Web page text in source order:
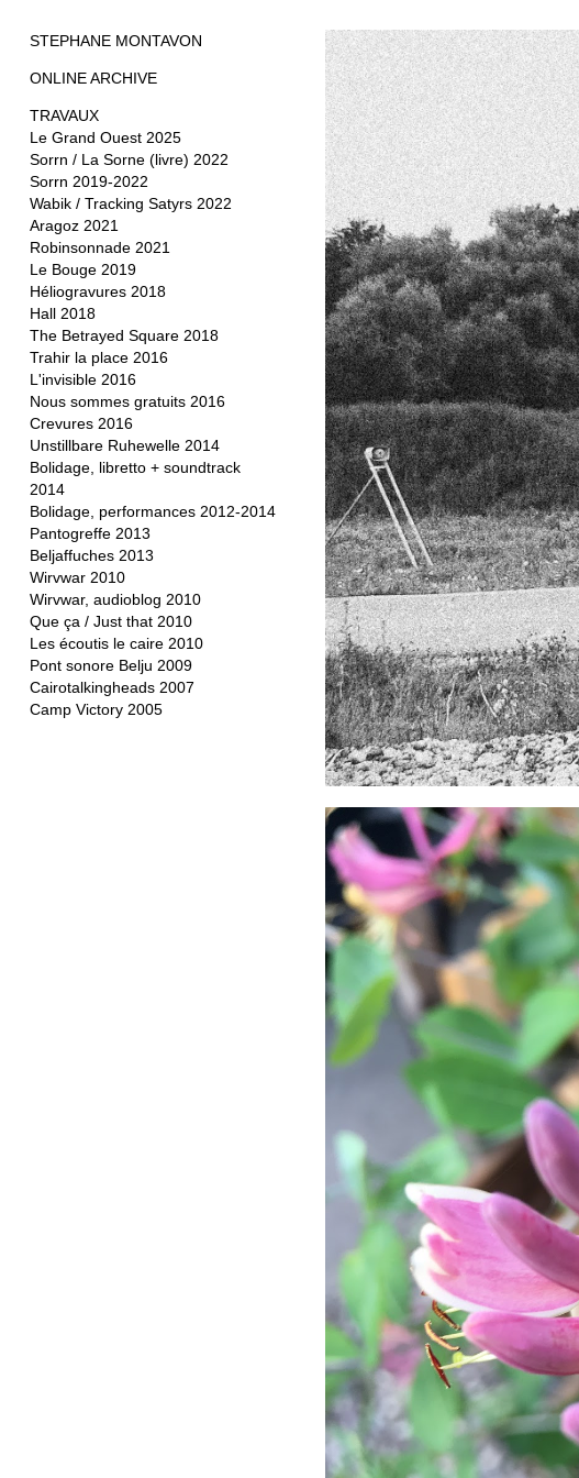
STEPHANE MONTAVON
ONLINE ARCHIVE
TRAVAUX
Le Grand Ouest 2025
Sorrn / La Sorne (livre) 2022
Sorrn 2019-2022
Wabik / Tracking Satyrs 2022
Aragoz 2021
Robinsonnade 2021
Le Bouge 2019
Héliogravures 2018
Hall 2018
The Betrayed Square 2018
Trahir la place 2016
L'invisible 2016
Nous sommes gratuits 2016
Crevures 2016
Unstillbare Ruhewelle 2014
Bolidage, libretto + soundtrack
2014
Bolidage, performances 2012-2014
Pantogreffe 2013
Beljaffuches 2013
Wirvwar 2010
Wirvwar, audioblog 2010
Que ça / Just that 2010
Les écoutis le caire 2010
Pont sonore Belju 2009
Cairotalkingheads 2007
Camp Victory 2005